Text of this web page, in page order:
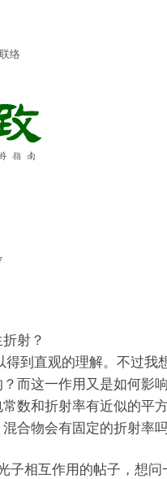
联络
射？
得到直观的理解。不过我
而这一作用又是如何影
数和折射率有近似的平
合物会有固定的折射率
子相互作用的帖子，想问